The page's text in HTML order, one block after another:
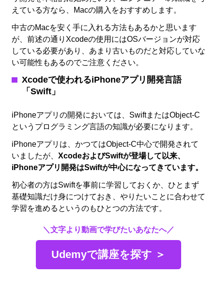
えている方なら、Macの購入をおすすめします。
中古のMacを安く手に入れる方法もあるかと思います
が、前述の通りXcodeの使用にはOSバージョンが対応
している必要があり、あまり古いものだと対応していな
い可能性もあるのでご注意ください。
Xcodeで使われるiPhoneアプリ開発言語
「Swift」
iPhoneアプリの開発においては、SwiftまたはObject-C
というプログラミング言語の知識が必要になります。
iPhoneアプリは、かつてはObject-C中心で開発されて
いましたが、 XcodeおよびSwiftが登場して以来、
iPhoneアプリ開発はSwiftが中心になってきています。
初心者の方はSwiftを事前に学習しておくか、ひとまず
基礎知識だけ身につけておき、やりたいことに合わせて
学習を進めるというのもひとつの方法です。
＼文字より動画で学びたいあなたへ／
Udemyで講座を探す ＞